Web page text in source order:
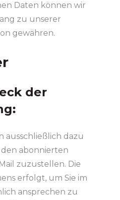
Daten können wir
zu unserer
gewähren.
der
ausschließlich dazu
abonnierten
zuzustellen. Die
erfolgt, um Sie im
ansprechen zu